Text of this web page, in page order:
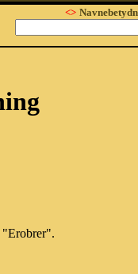
<>
"Erobrer".